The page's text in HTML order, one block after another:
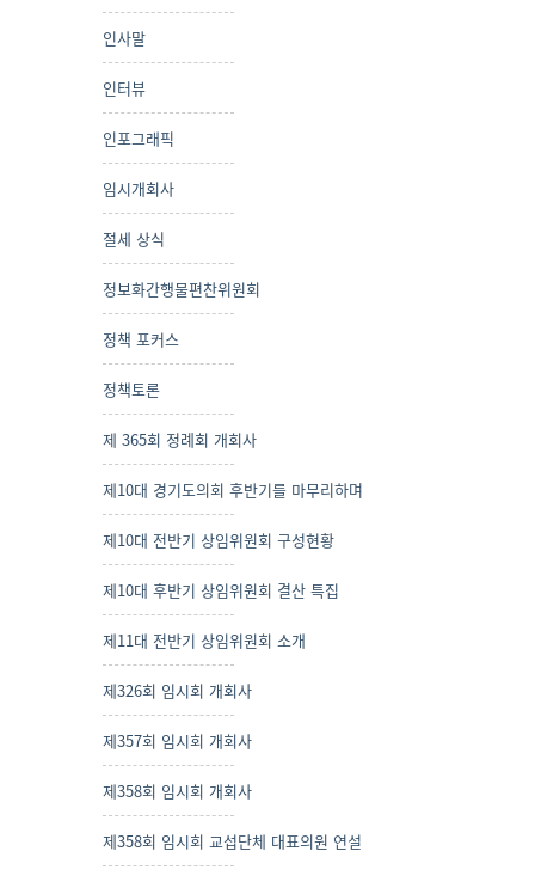
인사말
인터뷰
인포그래픽
임시개회사
절세 상식
정보화간행물편찬위원회
정책 포커스
정책토론
제 365회 정례회 개회사
제10대 경기도의회 후반기를 마무리하며
제10대 전반기 상임위원회 구성현황
제10대 후반기 상임위원회 결산 특집
제11대 전반기 상임위원회 소개
제326회 임시회 개회사
제357회 임시회 개회사
제358회 임시회 개회사
제358회 임시회 교섭단체 대표의원 연설